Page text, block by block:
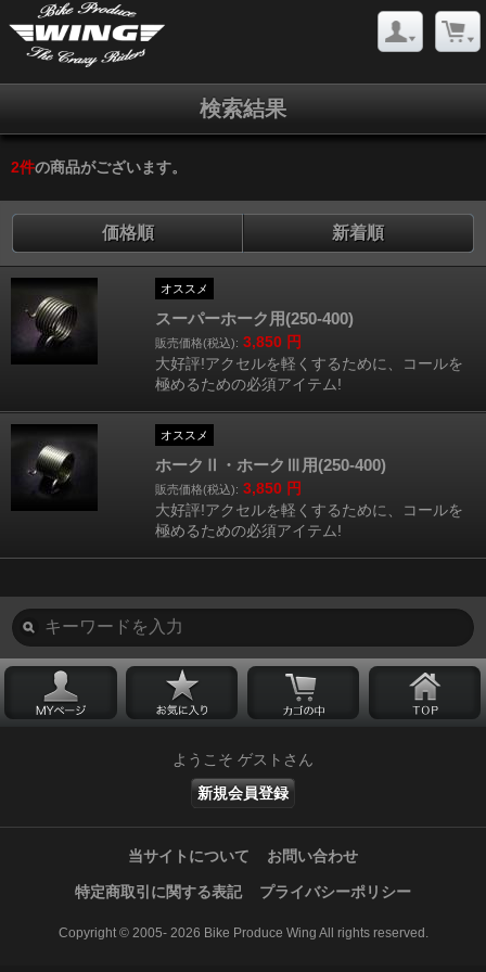
検索結果
2件の商品がございます。
価格順 新着順
オススメ
スーパーホーク用(250-400)
販売価格(税込): 3,850 円
大好評!アクセルを軽くするために、コールを
極めるための必須アイテム!
オススメ
ホークⅡ・ホークⅢ用(250-400)
販売価格(税込): 3,850 円
大好評!アクセルを軽くするために、コールを
極めるための必須アイテム!
ようこそ ゲストさん
新規会員登録
当サイトについて お問い合わせ
特定商取引に関する表記 プライバシーポリシー
Copyright © 2005- 2026 Bike Produce Wing All rights reserved.